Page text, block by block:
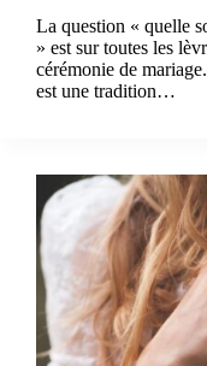
La question « quelle
» est sur toutes les
cérémonie de
est une tradition…